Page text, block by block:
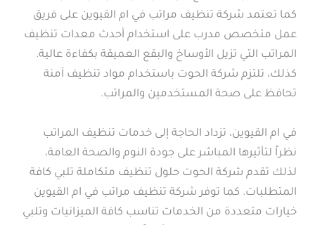
كما تعتمد شركة تنظيف مراتب في ام القيوين على فريق
عمل متخصص مدرب على استخدام أحدث معدات تنظيف
المراتب التي تزيل الأوساخ والبقع العميقة بكفاءة عالية.
كذلك، تلتزم شركة الحوت باستخدام مواد تنظيف آمنة
تحافظ على صحة المستخدمين والمراتب.
في ام القيوين، تزداد الحاجة إلى خدمات تنظيف المراتب
نظراً لتأثيرها المباشر على جودة النوم والصحة العامة،
لذلك تقدم شركة الحوت حلول تنظيف متكاملة تلبي كافة
المتطلبات. كما توفر شركة تنظيف مراتب في ام القيوين
خيارات متعددة من الخدمات تناسب كافة الميزانيات وتلبي